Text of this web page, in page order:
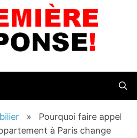
» Pourquoi faire appel
à Paris change